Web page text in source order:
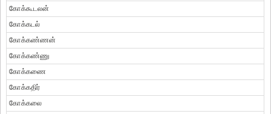
கோக்கூடலன்
கோக்கடல்
கோக்கண்ணன்
கோக்கண்ணு
கோக்கணை
கோக்கதிர்
கோக்கலை